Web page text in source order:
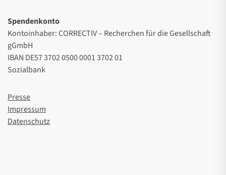
Spendenkonto
Kontoinhaber: CORRECTIV – Recherchen für die Gesellschaft
gGmbH
IBAN DE57 3702 0500 0001 3702 01
Sozialbank
Presse
Impressum
Datenschutz